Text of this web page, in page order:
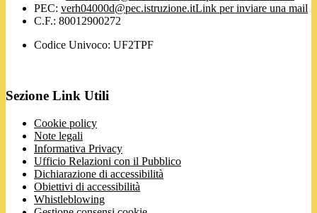
PEC: verh04000d@pec.istruzione.itLink per inviare una mail
C.F.: 80012900272
Codice Univoco: UF2TPF
Sezione Link Utili
Cookie policy
Note legali
Informativa Privacy
Ufficio Relazioni con il Pubblico
Dichiarazione di accessibilità
Obiettivi di accessibilità
Whistleblowing